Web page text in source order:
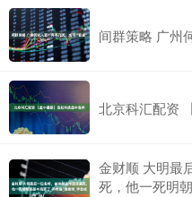
间群策略 广州
北京科汇配资
金财顺 大明最
死，他一死明